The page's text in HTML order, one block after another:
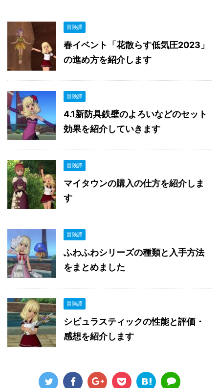
冒険譚
春イベント「花散らす低気圧2023」
の進め方を紹介します
冒険譚
4.1新防具鉄壁のよろいなどのセット
効果を紹介していきます
冒険譚
マイタウンの購入の仕方を紹介しま
す
冒険譚
ふわふわシリーズの種類と入手方法
をまとめました
冒険譚
シビュラスティックの性能と評価・
感想を紹介します